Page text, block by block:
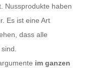
Nussprodukte haben
Es ist eine Art
dass alle
im ganzen